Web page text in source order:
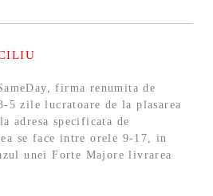
firma renumita de
5 zile lucratoare de la plasarea
adresa specificata de
se face intre orele 9-17, in
unei Forte Majore livrarea